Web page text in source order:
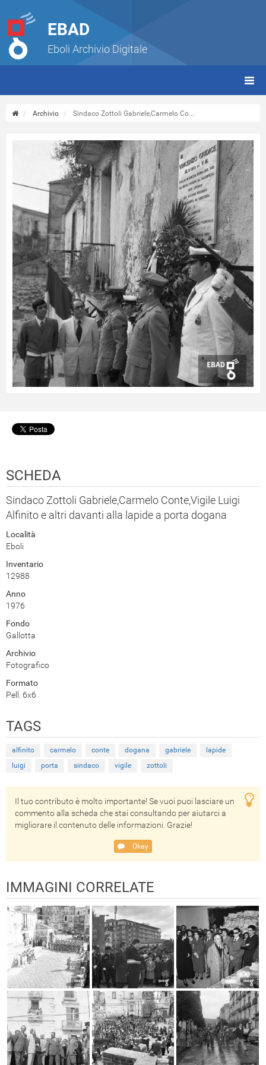
EBAD
Eboli Archivio Digitale
Archivio Sindaco Zottoli Gabriele,Carmelo Co...
SCHEDA
Sindaco Zottoli Gabriele,Carmelo Conte,Vigile Luigi
Alfinito e altri davanti alla lapide a porta dogana
Località
Eboli
Inventario
12988
Anno
1976
Fondo
Gallotta
Archivio
Fotografico
Formato
Pell. 6x6
TAGS
alfinito carmelo conte dogana gabriele
lapide
luigi
porta sindaco vigile zottoli
Il tuo contributo è molto importante! Se vuoi puoi lasciare un
commento alla scheda che stai consultando per aiutarci a
migliorare il contenuto delle informazioni. Grazie!
Okay
IMMAGINI CORRELATE